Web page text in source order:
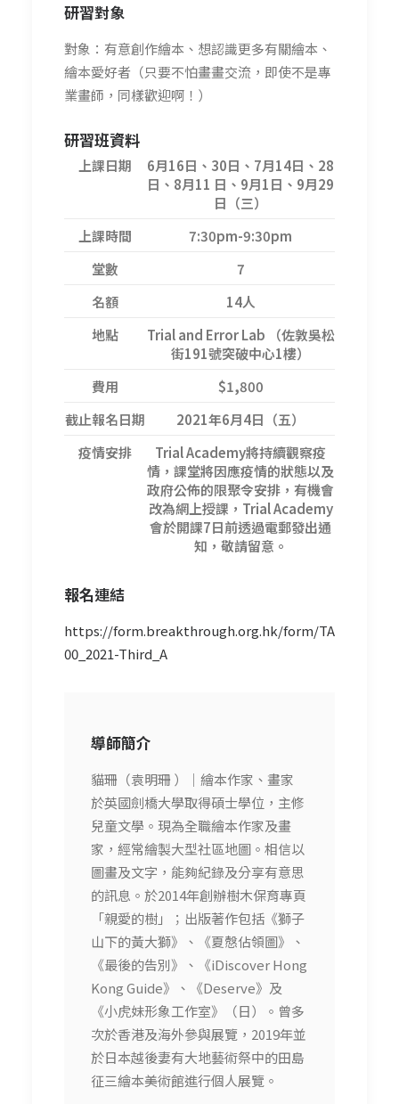
研習對象
對象：有意創作繪本、想認識更多有關繪本、
繪本愛好者（只要不怕畫畫交流，即使不是專
業畫師，同樣歡迎啊！）
研習班資料
上課日期
6月16日、30日、7月14日、28
日、8月11 日、9月1日、9月29
日（三）
上課時間
7:30pm-9:30pm
堂數
7
名額
14人
地點
Trial and Error Lab （佐敦吳松
街191號突破中心1樓）
費用
$1,800
截止報名日期
2021年6月4日（五）
疫情安排
Trial Academy將持續觀察疫
情，課堂將因應疫情的狀態以及
政府公佈的限聚令安排，有機會
改為網上授課，Trial Academy
會於開課7日前透過電郵發出通
知，敬請留意。
報名連結
https://form.breakthrough.org.hk/form/TA
00_2021-Third_A
導師簡介
貓珊（袁明珊 ）｜繪本作家、畫家
於英國劍橋大學取得碩士學位，主修
兒童文學。現為全職繪本作家及畫
家，經常繪製大型社區地圖。相信以
圖畫及文字，能夠紀錄及分享有意思
的訊息。於2014年創辦樹木保育專頁
「親愛的樹」；出版著作包括《獅子
山下的黃大獅》、《夏慤佔領圖》、
《最後的告別》、《iDiscover Hong
Kong Guide》、《Deserve》及
《小虎妹形象工作室》（日）。曾多
次於香港及海外參與展覽，2019年並
於日本越後妻有大地藝術祭中的田島
征三繪本美術館進行個人展覽。